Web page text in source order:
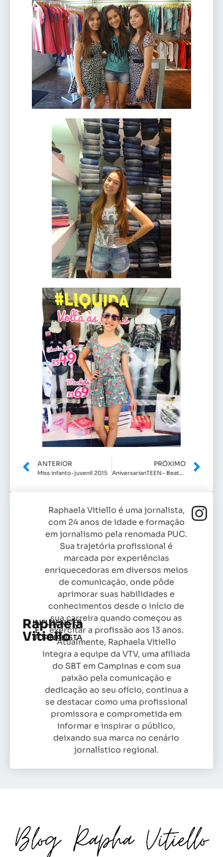
ANTERIOR
Miss infanto-juvenil 2015
PRÓXIMO
AniversarianTEEN- Beatriz Domingues
Raphaela
Vitiello
INFLUENCER
E
JORNALISTA
Raphaela Vitiello é uma jornalista,
com 24 anos de idade e formação
em jornalismo pela renomada PUC.
Sua trajetória profissional é
marcada por experiências
enriquecedoras em diversos meios
de comunicação, onde pôde
aprimorar suas habilidades e
conhecimentos desde o início de
sua carreira quando começou as
exercitar a profissão aos 13 anos.
Atualmente, Raphaela Vitiello
integra a equipe da VTV, uma afiliada
do SBT em Campinas e com sua
paixão pela comunicação e
dedicação ao seu ofício, continua a
se destacar como uma profissional
promissora e comprometida em
informar e inspirar o público,
deixando sua marca no cenário
jornalístico regional.